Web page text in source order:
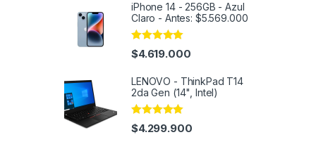
iPhone 14 - 256GB - Azul
Claro - Antes: $5.569.000
Rated4.86
out of 5
$4.619.000
LENOVO - ThinkPad T14
2da Gen (14", Intel)
Rated4.97
out of 5
$4.299.900